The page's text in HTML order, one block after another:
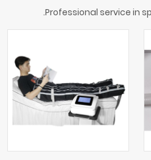
Professional service in